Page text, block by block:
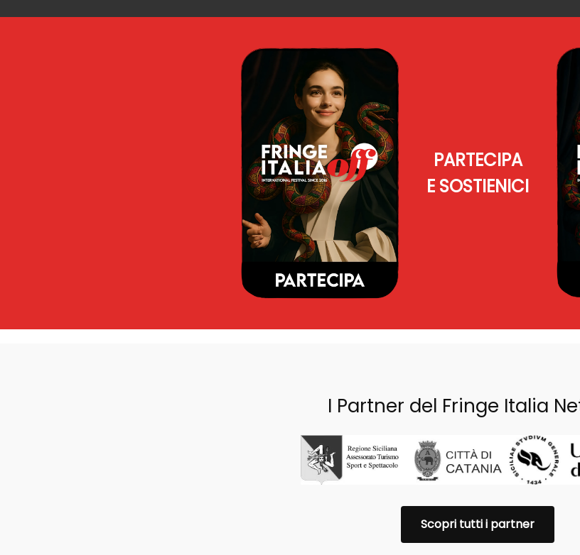
PARTECIPA
E SOSTIENICI
I Partner del Fringe Italia
Scopri tutti i partner